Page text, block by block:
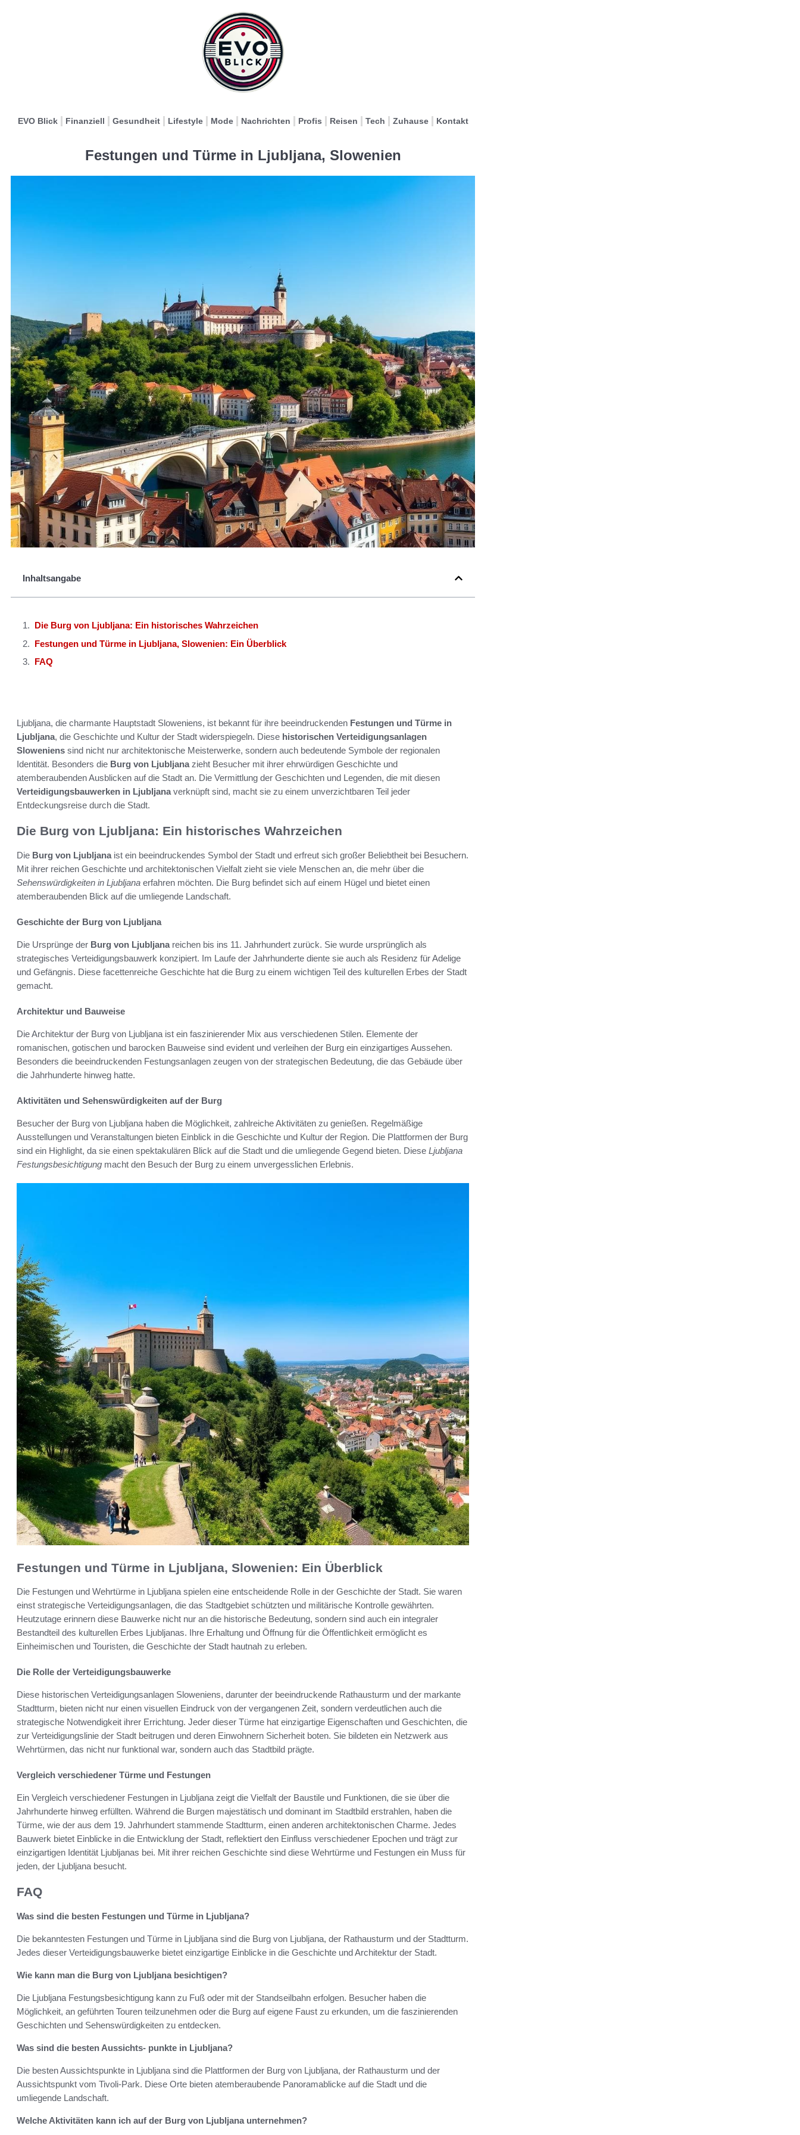
EVO Blick Finanziell Gesundheit Lifestyle Mode Nachrichten Profis Reisen Tech Zuhause Kontakt
Festungen und Türme in Ljubljana, Slowenien
Inhaltsangabe
Die Burg von Ljubljana: Ein historisches Wahrzeichen
Festungen und Türme in Ljubljana, Slowenien: Ein Überblick
FAQ
Ljubljana, die charmante Hauptstadt Sloweniens, ist bekannt für ihre beeindruckenden Festungen und Türme in
Ljubljana, die Geschichte und Kultur der Stadt widerspiegeln. Diese historischen Verteidigungsanlagen
Sloweniens sind nicht nur architektonische Meisterwerke, sondern auch bedeutende Symbole der regionalen
Identität. Besonders die Burg von Ljubljanazieht Besucher mit ihrer ehrwürdigen Geschichte und
atemberaubenden Ausblicken auf die Stadt an. Die Vermittlung der Geschichten und Legenden, die mit diesen
Verteidigungsbauwerken in Ljubljanaverknüpft sind, macht sie zu einem unverzichtbaren Teil jeder
Entdeckungsreise durch die Stadt.
Die Burg von Ljubljana: Ein historisches Wahrzeichen
Die Burg von Ljubljanaist ein beeindruckendes Symbol der Stadt und erfreut sich großer Beliebtheit bei Besuchern.
Mit ihrer reichen Geschichte und architektonischen Vielfalt zieht sie viele Menschen an, die mehr über die
Sehenswürdigkeiten in Ljubljana erfahren möchten. Die Burg befindet sich auf einem Hügel und bietet einen
atemberaubenden Blick auf die umliegende Landschaft.
Geschichte der Burg von Ljubljana
Die Ursprünge der Burg von Ljubljanareichen bis ins 11. Jahrhundert zurück. Sie wurde ursprünglich als
strategisches Verteidigungsbauwerk konzipiert. Im Laufe der Jahrhunderte diente sie auch als Residenz für Adelige
und Gefängnis. Diese facettenreiche Geschichte hat die Burg zu einem wichtigen Teil des kulturellen Erbes der Stadt
gemacht.
Architektur und Bauweise
Die Architektur der Burg von Ljubljana ist ein faszinierender Mix aus verschiedenen Stilen. Elemente der
romanischen, gotischen und barocken Bauweise sind evident und verleihen der Burg ein einzigartiges Aussehen.
Besonders die beeindruckenden Festungsanlagen zeugen von der strategischen Bedeutung, die das Gebäude über
die Jahrhunderte hinweg hatte.
Aktivitäten und Sehenswürdigkeiten auf der Burg
Besucher der Burg von Ljubljana haben die Möglichkeit, zahlreiche Aktivitäten zu genießen. Regelmäßige
Ausstellungen und Veranstaltungen bieten Einblick in die Geschichte und Kultur der Region. Die Plattformen der Burg
sind ein Highlight, da sie einen spektakulären Blick auf die Stadt und die umliegende Gegend bieten. Diese Ljubljana
Festungsbesichtigung macht den Besuch der Burg zu einem unvergesslichen Erlebnis.
Festungen und Türme in Ljubljana, Slowenien: Ein Überblick
Die Festungen und Wehrtürme in Ljubljana spielen eine entscheidende Rolle in der Geschichte der Stadt. Sie waren
einst strategische Verteidigungsanlagen, die das Stadtgebiet schützten und militärische Kontrolle gewährten.
Heutzutage erinnern diese Bauwerke nicht nur an die historische Bedeutung, sondern sind auch ein integraler
Bestandteil des kulturellen Erbes Ljubljanas. Ihre Erhaltung und Öffnung für die Öffentlichkeit ermöglicht es
Einheimischen und Touristen, die Geschichte der Stadt hautnah zu erleben.
Die Rolle der Verteidigungsbauwerke
Diese historischen Verteidigungsanlagen Sloweniens, darunter der beeindruckende Rathausturm und der markante
Stadtturm, bieten nicht nur einen visuellen Eindruck von der vergangenen Zeit, sondern verdeutlichen auch die
strategische Notwendigkeit ihrer Errichtung. Jeder dieser Türme hat einzigartige Eigenschaften und Geschichten, die
zur Verteidigungslinie der Stadt beitrugen und deren Einwohnern Sicherheit boten. Sie bildeten ein Netzwerk aus
Wehrtürmen, das nicht nur funktional war, sondern auch das Stadtbild prägte.
Vergleich verschiedener Türme und Festungen
Ein Vergleich verschiedener Festungen in Ljubljana zeigt die Vielfalt der Baustile und Funktionen, die sie über die
Jahrhunderte hinweg erfüllten. Während die Burgen majestätisch und dominant im Stadtbild erstrahlen, haben die
Türme, wie der aus dem 19. Jahrhundert stammende Stadtturm, einen anderen architektonischen Charme. Jedes
Bauwerk bietet Einblicke in die Entwicklung der Stadt, reflektiert den Einfluss verschiedener Epochen und trägt zur
einzigartigen Identität Ljubljanas bei. Mit ihrer reichen Geschichte sind diese Wehrtürme und Festungen ein Muss für
jeden, der Ljubljana besucht.
FAQ
Was sind die besten Festungen und Türme in Ljubljana?
Die bekanntesten Festungen und Türme in Ljubljana sind die Burg von Ljubljana, der Rathausturm und der Stadtturm.
Jedes dieser Verteidigungsbauwerke bietet einzigartige Einblicke in die Geschichte und Architektur der Stadt.
Wie kann man die Burg von Ljubljana besichtigen?
Die Ljubljana Festungsbesichtigung kann zu Fuß oder mit der Standseilbahn erfolgen. Besucher haben die
Möglichkeit, an geführten Touren teilzunehmen oder die Burg auf eigene Faust zu erkunden, um die faszinierenden
Geschichten und Sehenswürdigkeiten zu entdecken.
Was sind die besten Aussichts- punkte in Ljubljana?
Die besten Aussichtspunkte in Ljubljana sind die Plattformen der Burg von Ljubljana, der Rathausturm und der
Aussichtspunkt vom Tivoli-Park. Diese Orte bieten atemberaubende Panoramablicke auf die Stadt und die
umliegende Landschaft.
Welche Aktivitäten kann ich auf der Burg von Ljubljana unternehmen?